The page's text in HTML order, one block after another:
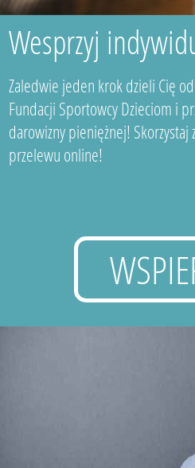
Wesprzyj
Zaledwie jeden krok dzieli Cię
Fundacji Sportowcy Dzieciom i
darowizny pieniężnej! Skorzystaj
przelewu online!